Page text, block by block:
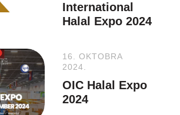
International
Halal Expo 2024
16. OKTOBRA
2024.
OIC Halal Expo
2024